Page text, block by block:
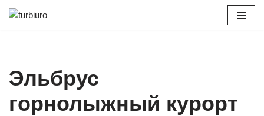
Эльбрус
горнолыжный курорт